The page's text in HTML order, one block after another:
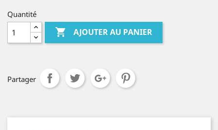
Quantité
 AJOUTER AU PANIER
Partager